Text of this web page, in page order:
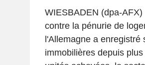
WIESBADEN (dpa-
contre la pénurie de
l'Allemagne a
immobilières depuis